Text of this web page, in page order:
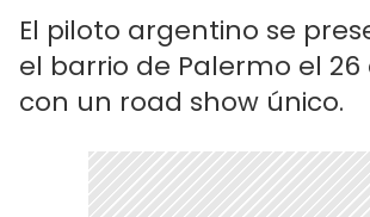
El piloto argentino se
el barrio de Palermo el 26
con un road show único.